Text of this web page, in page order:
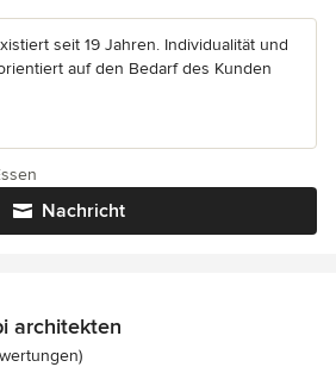
seit 19 Jahren. Individualität und
auf den Bedarf des Kunden
Nachricht
architekten
5 von 5 Sternen